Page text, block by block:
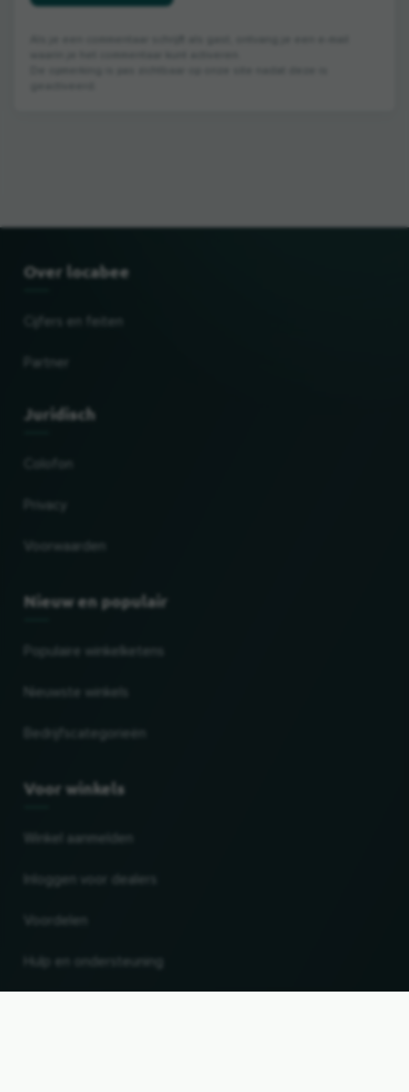
Over locabee
Juridisch
Nieuw en populair
Voor winkels